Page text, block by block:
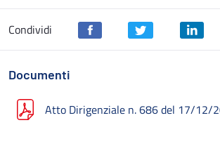
Condividi
Documenti
Atto Dirigenziale n. 686 del 17/12/